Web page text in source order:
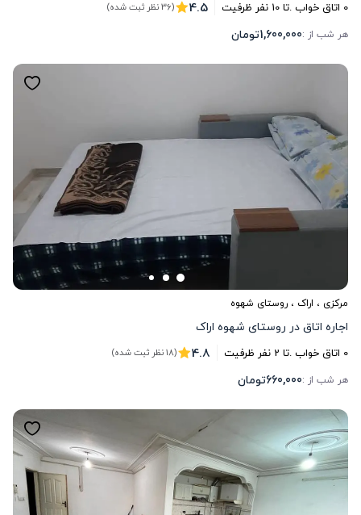
0 اتاق خواب .تا10 نفر ظرفیت 4.5 (36 نظر ثبت شده)
هر شب از :1,600,000تومان
مرکزی ، اراک ، روستای شهوه
اجاره اتاق در روستای شهوه اراک
0 اتاق خواب .تا 2 نفر ظرفیت 4.8 (18 نظر ثبت شده)
هر شب از :660,000تومان